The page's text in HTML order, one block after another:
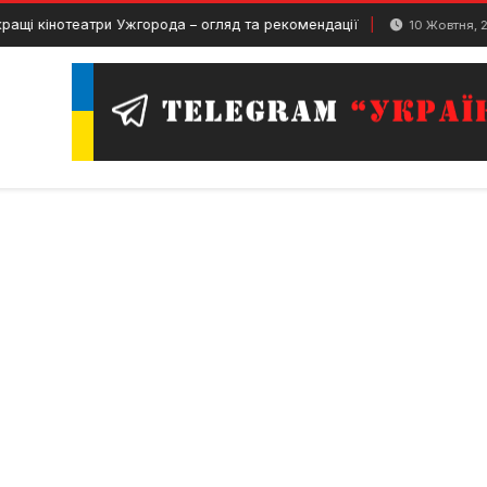
Ужгорода – огляд та рекомендації 10 Жовтня, 2025